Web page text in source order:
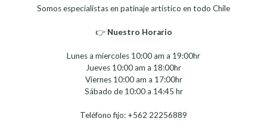
Somos especialistas en patinaje artístico en todo Chile
👉 Nuestro Horario⁣⁣
Lunes a miercoles 10:00 am a 19:00hr
Jueves 10:00 am a 18:00hr
Viernes 10:00 am a 17:00hr
Sábado de 10:00 a 14:45 hr
Teléfono fijo: +562 22256889